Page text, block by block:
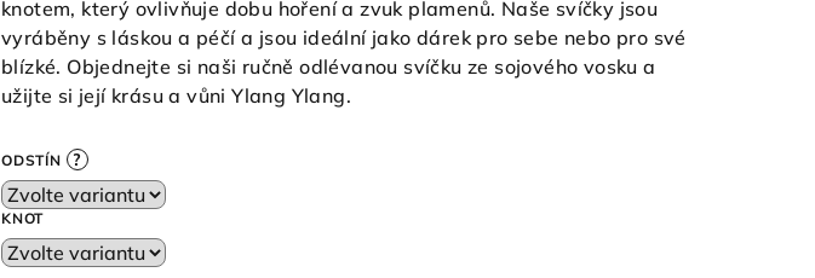
knotem, který ovlivňuje dobu hoření a zvuk plamenů. Naše svíčky jsou
vyráběny s láskou a péčí a jsou ideální jako dárek pro sebe nebo pro své
blízké. Objednejte si naši ručně odlévanou svíčku ze sojového vosku a
užijte si její krásu a vůni Ylang Ylang.
ODSTÍN ?
KNOT